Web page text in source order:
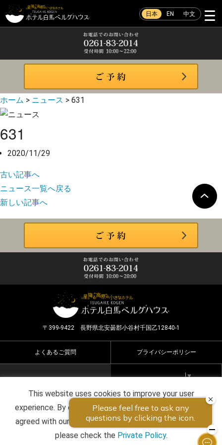
日本 EN 中文
ホーム > ニュース > 631
631
2020/11/29
古い記事へ
ニュース一覧へ戻る
新しい記事へ
〒399-9422 長野県北安曇郡小谷村千国乙12840-1
よくあるご質問 プライバシーポリシー
Select Language ▼
Copyright ©2026 HOTEL HAKUBA BERGHAUS all rights
reserved.
This website uses cookies to improve your user
experience. By continuing to use this website, you have
agreed with our cookie consent. For futher information,
please check the Private Policy.